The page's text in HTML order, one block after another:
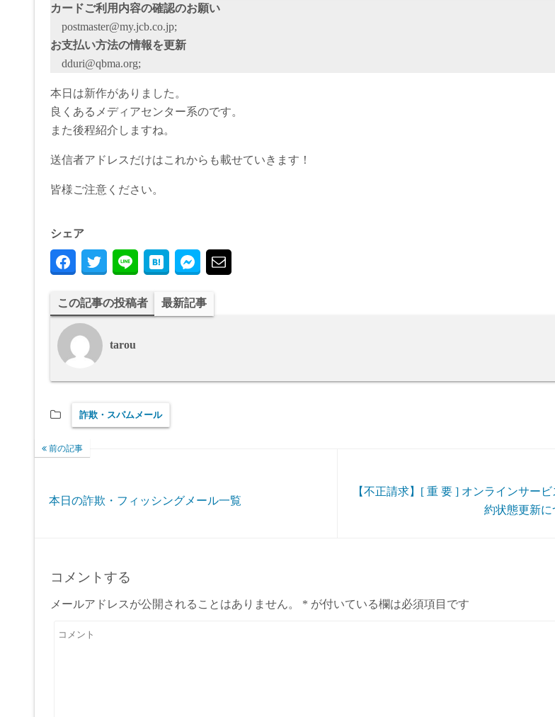
カードご利用内容の確認のお願い
postmaster@my.jcb.co.jp;
お支払い方法の情報を更新
dduri@qbma.org;
本日は新作がありました。
良くあるメディアセンター系のです。
また後程紹介しますね。
送信者アドレスだけはこれからも載せていきます！
皆様ご注意ください。
シェア
この記事の投稿者 最新記事
tarou
詐欺・スパムメール
前の記事
本日の詐欺・フィッシングメール一覧
【不正請求】[ 重 要 ] オンラインサービ
約状態更新に
コメントする
メールアドレスが公開されることはありません。 * が付いている欄は必須項目です